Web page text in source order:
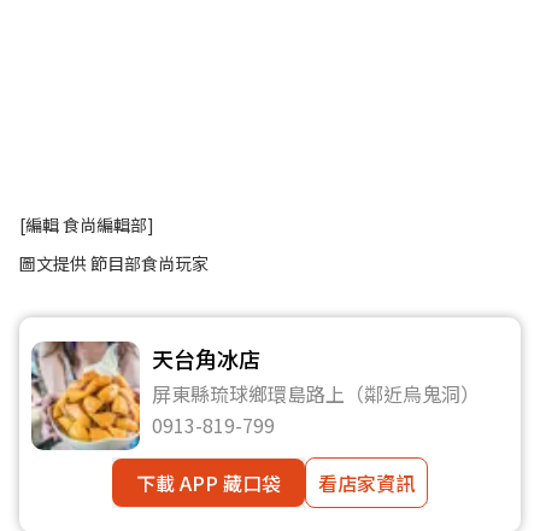
[編輯 食尚編輯部]
圖文提供 節目部食尚玩家
天台角冰店
屏東縣琉球鄉環島路上（鄰近烏鬼洞）
0913-819-799
下載 APP 藏口袋
看店家資訊